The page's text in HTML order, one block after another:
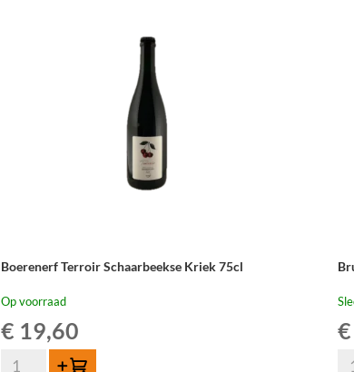
Boerenerf Terroir Schaarbeekse Kriek 75cl
Op voorraad
€ 19,60
Boerenerf
Toevoegen
€